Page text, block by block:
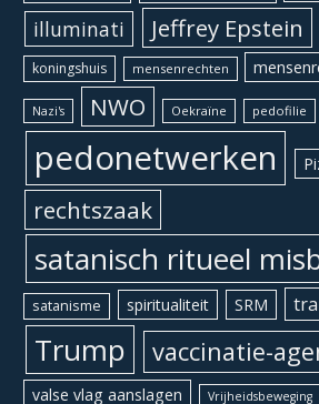
illuminati Jeffrey Epstein
koningshuis mensenrechten
Nazi's NWO Oekraïne pedofilie
pedonetwerken
rechtszaak
satanisch ritueel
satanisme spiritualiteit SRM
Trump vaccinatie-
valse vlag aanslagen
Vrijheidsbeweging